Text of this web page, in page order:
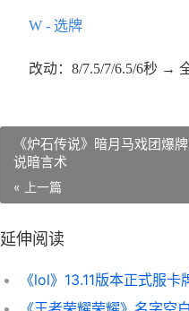
W - 选牌
改动：8/7.5/7/6.5/6秒 →
《炉石传说》暗月马戏团爆
说暗言术
« 上一篇
延伸阅读